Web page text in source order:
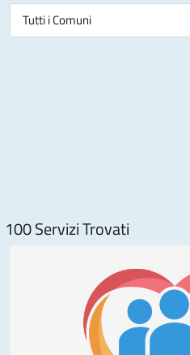
Tutti i Comuni
100Servizi Trovati